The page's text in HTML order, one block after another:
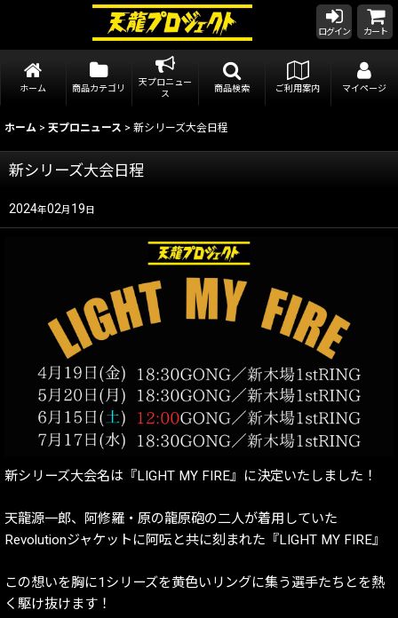
ログイン カート
ホーム 商品カテゴリ
天プロニュー
ス
商品検索 ご利用案内 マイページ
ホーム > 天プロニュース > 新シリーズ大会日程
新シリーズ大会日程
2024年02月 19 日
新シリーズ大会名は『LIGHT MY FIRE』に決定いたしました！
天龍源一郎、阿修羅・原の龍原砲の二人が着用していた
Revolutionジャケットに阿呍と共に刻まれた『LIGHT MY FIRE』
この想いを胸に1シリーズを黄色いリングに集う選手たちとを熱
く駆け抜けます！